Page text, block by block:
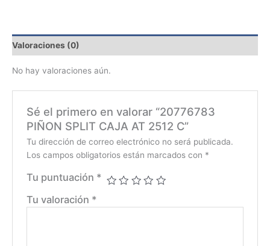
Valoraciones (0)
No hay valoraciones aún.
Sé el primero en valorar “20776783
PIÑON SPLIT CAJA AT 2512 C”
Tu dirección de correo electrónico no será publicada.
Los campos obligatorios están marcados con *
Tu puntuación *
Tu valoración *